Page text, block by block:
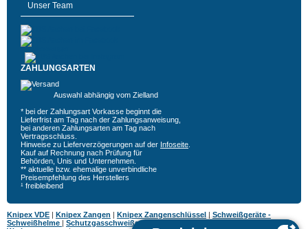
Unser Team
ZAHLUNGSARTEN
Auswahl abhängig vom Zielland
* bei der Zahlungsart Vorkasse beginnt die
Lieferfrist am Tag nach der Zahlungsanweisung,
bei anderen Zahlungsarten am Tag nach
Vertragsschluss.
Hinweise zu Lieferverzögerungen auf der Infoseite
Kauf auf Rechnung nach Prüfung für
Behörden, Unis und Unternehmen.
** aktuelle bzw. ehemalige unverbindliche
Preisempfehlung des Herstellers
¹ freibleibend
Knipex VDE | Knipex Zangen | Knipex Zangenschlüssel | Schweißgeräte -
Schweißhelme | Schutzgasschweißgeräte